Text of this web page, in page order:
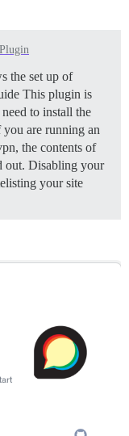
Plugin
the set up of
This plugin is
to install the
are running an
the contents of
out. Disabling your
your site